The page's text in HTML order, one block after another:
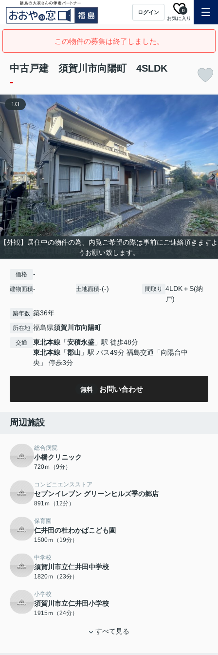
ログイン
お気に入り
0
この物件の募集は終了しました。
中古戸建 須賀川市向陽町 4SLDK
-
【外観】居住中の物件の為、内覧ご希望の際は事前にご連絡頂きますよ
うお願い致します。
1/3
価格 -
建物面積- 土地面積-(-) 間取り
4LDK＋S(納
戸)
築年数 築36年
所在地 福島県須賀川市向陽町
交通 東北本線 「安積永盛 」駅 徒歩48分
東北本線 「郡山 」駅 バス49分 福島交通「向陽台中
央」 停歩3分
無料 お問い合わせ
周辺施設
総合病院
小橋クリニック
720ｍ（9分）
コンビニエンスストア
セブンイレブン グリーンヒルズ季の郷店
891ｍ（12分）
保育園
仁井田の杜わかばこども園
1500ｍ（19分）
中学校
須賀川市立仁井田中学校
1820ｍ（23分）
小学校
須賀川市立仁井田小学校
1915ｍ（24分）
すべて見る